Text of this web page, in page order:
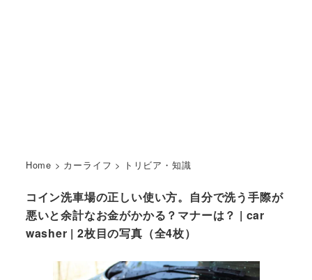
Home > カーライフ > トリビア・知識
コイン洗車場の正しい使い方。自分で洗う手際が
悪いと余計なお金がかかる？マナーは？ | car
washer | 2枚目の写真（全4枚）